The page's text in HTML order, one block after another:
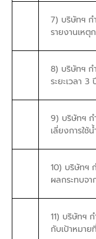
7) บริษัทฯ ก
รายงานเห
8) บริษัทฯ ก
ระยะเวลา 3
9) บริษัทฯ ก
เลี่ยงการใช้
10) บริษัทฯ
ผลกระทบจ
11) บริษัทฯ
กับเป้าหมา